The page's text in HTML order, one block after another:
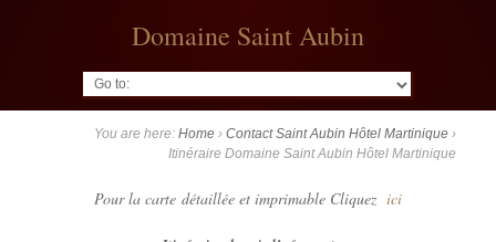
Domaine Saint Aubin
You are here:Home ›Contact Saint Aubin Hôtel Martinique ›
Itinéraire Domaine Saint Aubin Hôtel Martinique
Pour la carte détaillée et imprimable Cliquez ici